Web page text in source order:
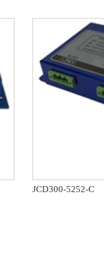
JCD300-5252-C